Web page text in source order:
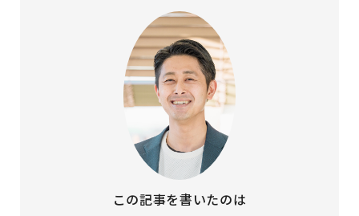
この記事を書いたのは